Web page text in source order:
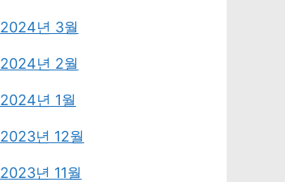
2024년 3월
2024년 2월
2024년 1월
2023년 12월
2023년 11월